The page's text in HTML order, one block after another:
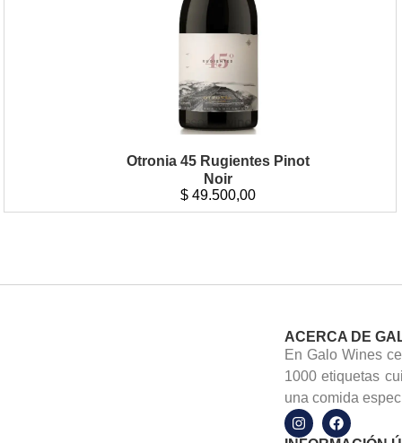
Otronia 45 Rugientes Pinot
Noir
$ 49.500,00
ACERCA DE
En Galo Wines
1000 etiquetas
una comida